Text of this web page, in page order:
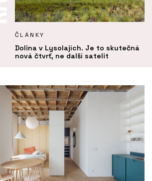
ČLÁNKY
Dolina v Lysolajích. Je to skutečná
nová čtvrť, ne další satelit